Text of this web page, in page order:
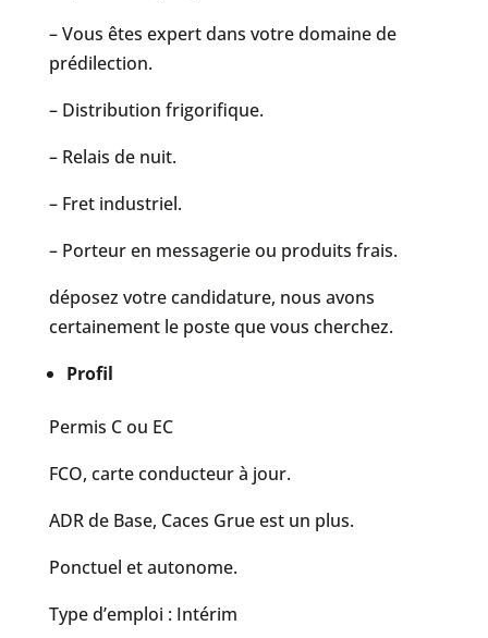
– Vous êtes expert dans votre domaine de
prédilection.
– Distribution frigorifique.
– Relais de nuit.
– Fret industriel.
– Porteur en messagerie ou produits frais.
déposez votre candidature, nous avons
certainement le poste que vous cherchez.
Profil
Permis C ou EC
FCO, carte conducteur à jour.
ADR de Base, Caces Grue est un plus.
Ponctuel et autonome.
Type d’emploi : Intérim